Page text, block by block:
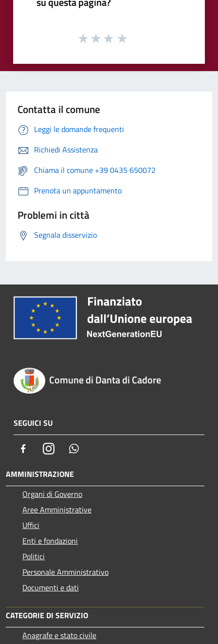
Contatta il comune
Leggi le domande frequenti
Richiedi Assistenza
Chiama il comune +39 0435 650072
Prenota un appuntamento
Problemi in città
Segnala disservizio
Comune di Danta di Cadore
SEGUICI SU
FacebookInstagram
AMMINISTRAZIONE
Organi di Governo
Aree Amministrative
Uffici
Enti e fondazioni
Politici
Personale Amministrativo
Documenti e dati
CATEGORIE DI SERVIZIO
Anagrafe e stato civile